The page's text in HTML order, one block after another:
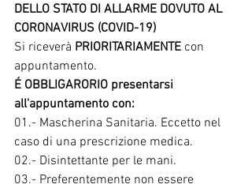
DELLO STATO DI ALLARME DOVUTO AL
CORONAVIRUS (COVID-19)
Si riceverà PRIORITARIAMENTE con
appuntamento.
É OBBLIGARORIO presentarsi
all'appuntamento con:
01.- Mascherina Sanitaria. Eccetto nel
caso di una prescrizione medica.
02.- Disintettante per le mani.
03.- Preferentemente non essere